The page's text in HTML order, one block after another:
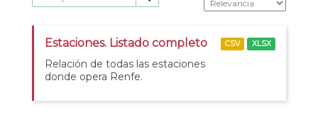
Estaciones. Listado completo
Relación de todas las estaciones
donde opera Renfe.
CSV XLSX